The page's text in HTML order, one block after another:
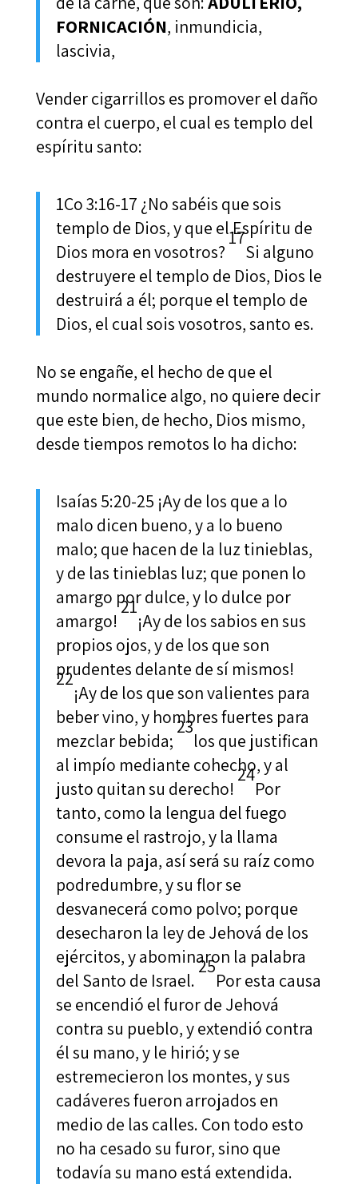
FORNICACIÓN, inmundicia,
lascivia,
Vender cigarrillos es promover el daño
contra el cuerpo, el cual es templo del
espíritu santo:
1Co 3:16-17 ¿No sabéis que sois
templo de Dios, y que el Espíritu de
Dios mora en vosotros?
17
Si alguno
destruyere el templo de Dios, Dios le
destruirá a él; porque el templo de
Dios, el cual sois vosotros, santo es.
No se engañe, el hecho de que el
mundo normalice algo, no quiere decir
que este bien, de hecho, Dios mismo,
desde tiempos remotos lo ha dicho:
Isaías 5:20-25 ¡Ay de los que a lo
malo dicen bueno, y a lo bueno
malo; que hacen de la luz tinieblas,
y de las tinieblas luz; que ponen lo
amargo por dulce, y lo dulce por
amargo!
21
¡Ay de los sabios en sus
propios ojos, y de los que son
prudentes delante de sí mismos!
22
¡Ay de los que son valientes para
beber vino, y hombres fuertes para
mezclar bebida;
23
los que justifican
al impío mediante cohecho, y al
justo quitan su derecho!
24
Por
tanto, como la lengua del fuego
consume el rastrojo, y la llama
devora la paja, así será su raíz como
podredumbre, y su flor se
desvanecerá como polvo; porque
desecharon la ley de Jehová de los
ejércitos, y abominaron la palabra
del Santo de Israel.
25
Por esta causa
se encendió el furor de Jehová
contra su pueblo, y extendió contra
él su mano, y le hirió; y se
estremecieron los montes, y sus
cadáveres fueron arrojados en
medio de las calles. Con todo esto
no ha cesado su furor, sino que
todavía su mano está extendida.